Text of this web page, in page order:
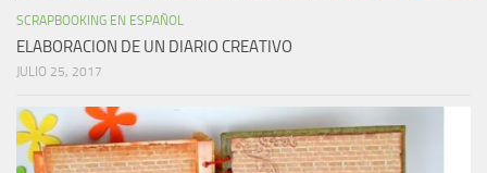
SCRAPBOOKING EN ESPAÑOL
ELABORACION DE UN DIARIO CREATIVO
JULIO 25, 2017